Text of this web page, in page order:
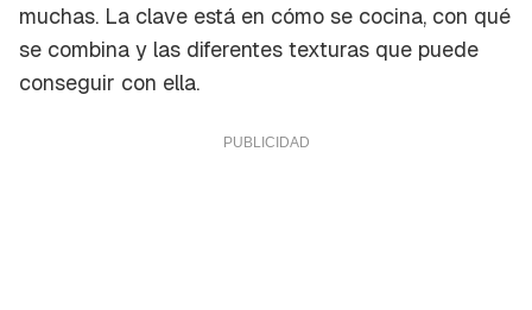
muchas. La clave está en cómo se cocina, con qué
se combina y las diferentes texturas que puede
conseguir con ella.